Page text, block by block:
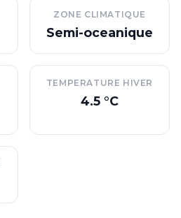
ZONE CLIMATIQUE
Semi-oceanique
TEMPERATURE HIVER
4.5 °C